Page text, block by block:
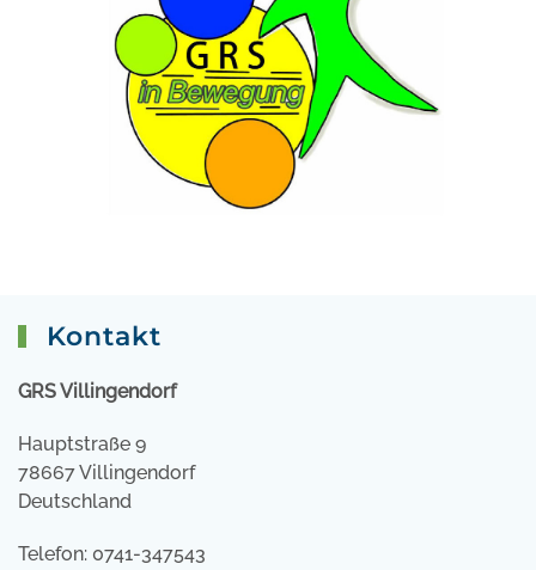
Kontakt
GRS Villingendorf
Hauptstraße 9
78667 Villingendorf
Deutschland
Telefon: 0741-347543